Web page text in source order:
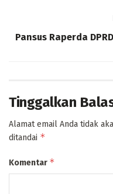
Pansus Raperda
Tinggalkan
Alamat email Anda tidak
ditandai *
Komentar *